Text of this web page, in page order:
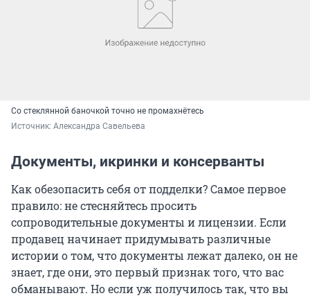
Со стеклянной баночкой точно не промахнётесь
Источник: Александра Савельева
Документы, икринки и консерванты
Как обезопасить себя от подделки? Самое первое
правило: не стесняйтесь просить
сопроводительные документы и лицензии. Если
продавец начинает придумывать различные
истории о том, что документы лежат далеко, он не
знает, где они, это первый признак того, что вас
обманывают. Но если уж получилось так, что вы